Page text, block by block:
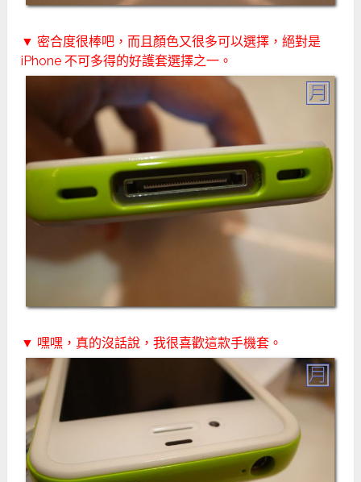
▼ 密合度很棒吧，而且顏色又很多可以選擇，絕對是
iPhone 不可多得的好護套選擇之一。
▼ 嘿嘿，真的沒話說，我很喜歡這款手機套。